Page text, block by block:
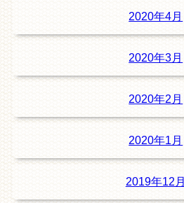
2020年4月
2020年3月
2020年2月
2020年1月
2019年12月